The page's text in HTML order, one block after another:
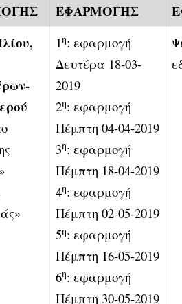
ΕΦΑΡΜΟΓΗΣ
1η: εφαρμογή
Δευτέρα 18-03-
2019
2η: εφαρμογή
Πέμπτη 04-04-2019
3η: εφαρμογή
Πέμπτη 18-04-2019
4η: εφαρμογή
Πέμπτη 02-05-2019
5η: εφαρμογή
Πέμπτη 16-05-2019
6η: εφαρμογή
Πέμπτη 30-05-2019